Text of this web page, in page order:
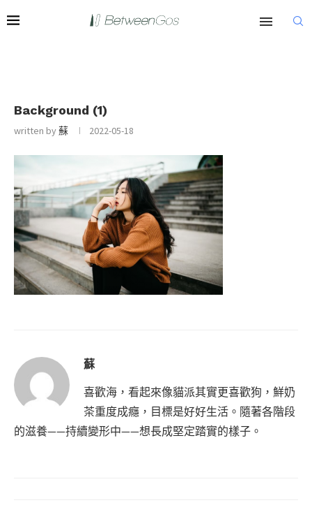
Background (1)
written by蘇 2022-05-18
蘇
喜歡海，看起來像貓派其實更喜歡狗，鮮奶
茶重度成癮，目標是好好生活。隨著各階段
的滋養——持續變形中——想長成堅定踏實的樣子。